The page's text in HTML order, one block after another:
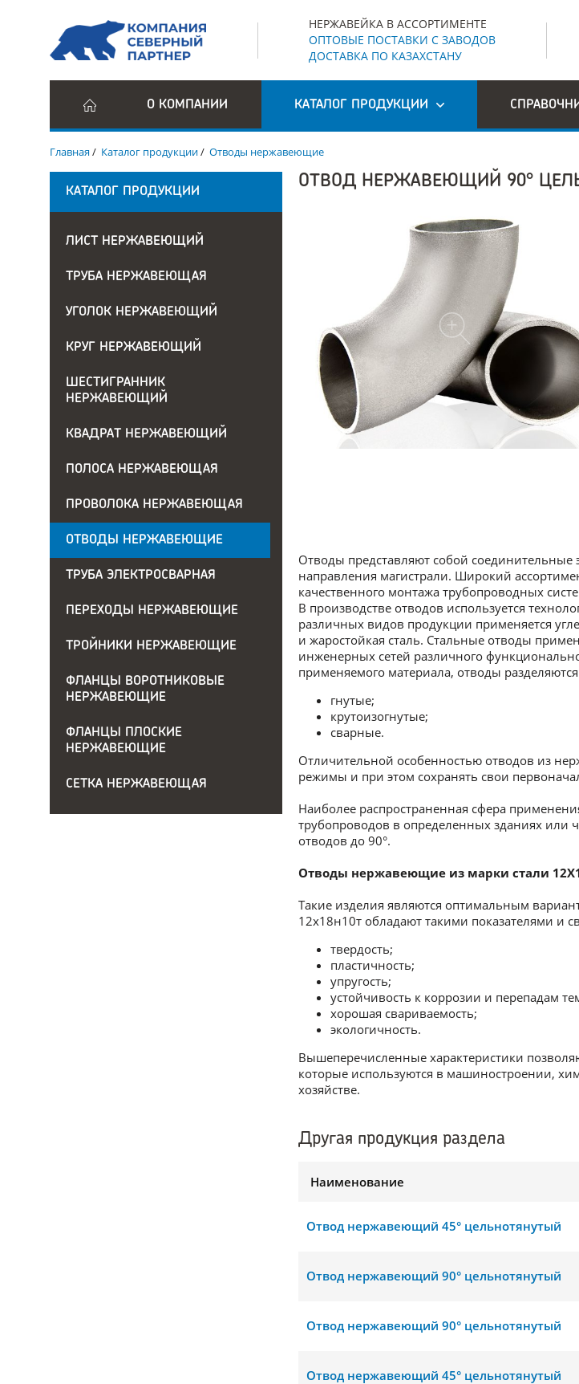
НЕРЖАВЕЙКА В АССОРТИМЕНТЕ
ОПТОВЫЕ ПОСТАВКИ С ЗАВОДОВ
ДОСТАВКА ПО КАЗАХСТАНУ
О КОМПАНИИ КАТАЛОГ ПРОДУКЦИИ
Главная/ Каталог продукции/ Отводы нержавеющие
КАТАЛОГ ПРОДУКЦИИ
ЛИСТ НЕРЖАВЕЮЩИЙ
ТРУБА НЕРЖАВЕЮЩАЯ
УГОЛОК НЕРЖАВЕЮЩИЙ
КРУГ НЕРЖАВЕЮЩИЙ
ШЕСТИГРАННИК
НЕРЖАВЕЮЩИЙ
КВАДРАТ НЕРЖАВЕЮЩИЙ
ПОЛОСА НЕРЖАВЕЮЩАЯ
ПРОВОЛОКА НЕРЖАВЕЮЩАЯ
ОТВОДЫ НЕРЖАВЕЮЩИЕ
ТРУБА ЭЛЕКТРОСВАРНАЯ
ПЕРЕХОДЫ НЕРЖАВЕЮЩИЕ
ТРОЙНИКИ НЕРЖАВЕЮЩИЕ
ФЛАНЦЫ ВОРОТНИКОВЫЕ
НЕРЖАВЕЮЩИЕ
ФЛАНЦЫ ПЛОСКИЕ
НЕРЖАВЕЮЩИЕ
СЕТКА НЕРЖАВЕЮЩАЯ
ОТВОД НЕРЖАВЕЮЩИЙ 90°
Отводы представляют собой
направления магистрали. Широкий
качественного монтажа трубопроводных
В производстве отводов используется
различных видов продукции применяется
и жаростойкая сталь. Стальные отводы
инженерных сетей различного
применяемого материала, отводы
гнутые;
крутоизогнутые;
сварные.
Отличительной особенностью отводов из
режимы и при этом сохранять свои
Наиболее распространенная сфера
трубопроводов в определенных зданиях или
отводов до 90°.
Отводы нержавеющие из марки стали
Такие изделия являются оптимальным
12х18н10т обладают такими показателями и
твердость;
пластичность;
упругость;
устойчивость к коррозии и перепадам
хорошая свариваемость;
экологичность.
Вышеперечисленные характеристики
которые используются в машиностроении,
хозяйстве.
Другая продукция раздела
Наименование
Отвод нержавеющий 45° цельнотянутый
Отвод нержавеющий 90° цельнотянутый
Отвод нержавеющий 90° цельнотянутый
Отвод нержавеющий 45° цельнотянутый